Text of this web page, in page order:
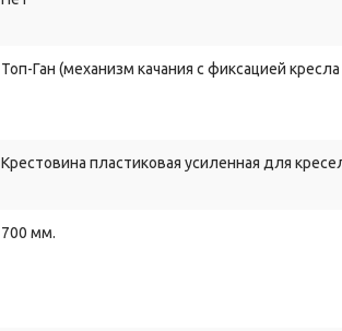
Топ-Ган (механизм качания с фиксацией
Крестовина пластиковая усиленная для
700 мм.